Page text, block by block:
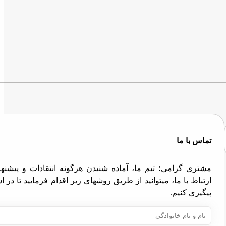
تماس با ما
مشتری گرامی؛ تیم ما، آماده شنیدن هرگونه انتقادات و
ارتباط با ما، میتوانید از طریق روشهای زیر اقدام فرمایید تا
پیگیری کنیم.